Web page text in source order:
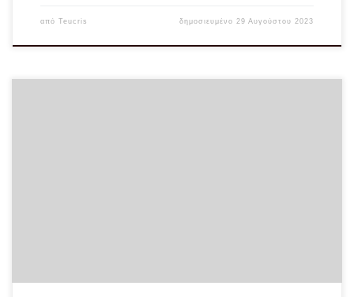
από Teucris δημοσιευμένο29 Αυγούστου 2023